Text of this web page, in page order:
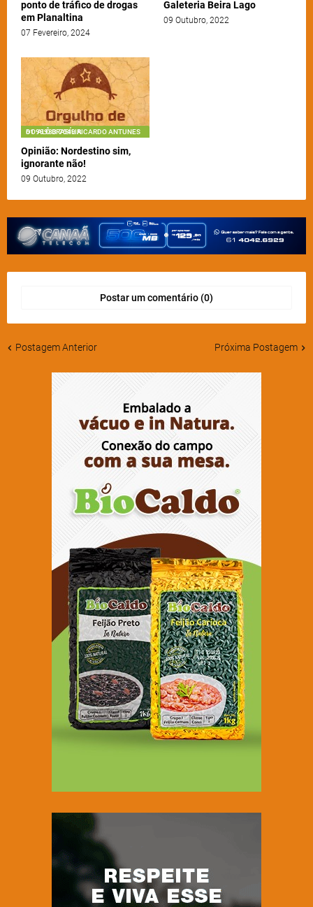
ponto de tráfico de drogas
em Planaltina
07 Fevereiro, 2024
Galeteria Beira Lago
09 Outubro, 2022
61 99983-7549 RICARDO ANTUNES DO ALÔ BRASÍLIA
Opinião: Nordestino sim,
ignorante não!
09 Outubro, 2022
Postar um comentário (0)
Postagem Anterior Próxima Postagem